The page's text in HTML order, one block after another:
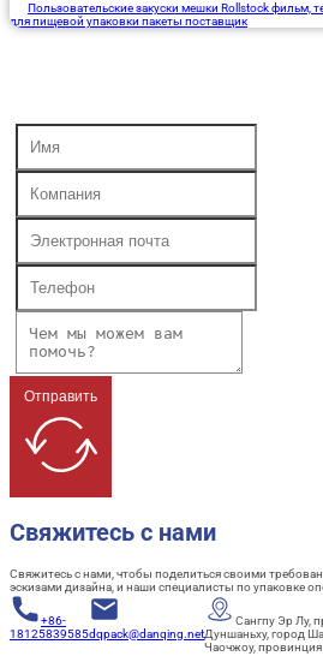
Пользовательские закуски мешки Rollstock фильм,
для пищевой упаковки пакеты поставщик
Отправить
Свяжитесь с нами
Свяжитесь с нами, чтобы поделиться своими
эскизами дизайна, и наши специалисты по упаковке
+86-
18125839585dqpack@danqing.net
Сангпу Эр Лу,
Дуншаньху, город
Чаочжоу, провинция